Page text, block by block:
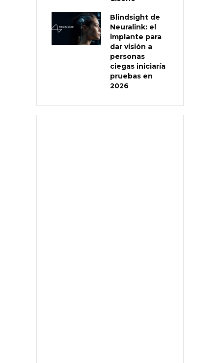
Blindsight de
Neuralink: el
implante para
dar visión a
personas
ciegas iniciaría
pruebas en
2026